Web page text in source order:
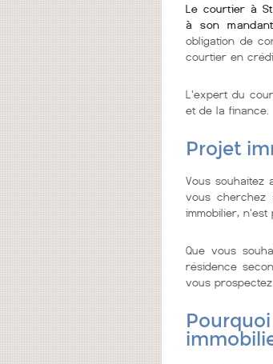
Le courtier à
à son
obligation de
courtier en
L'expert du
et de la finance.
Projet
Vous souhaitez
vous cherchez
immobilier, n'est
Que vous
résidence
vous